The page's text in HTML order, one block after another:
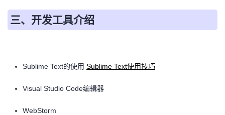
三、开发工具介绍
Sublime Text的使用 Sublime Text使用技巧
Visual Studio Code编辑器
WebStorm